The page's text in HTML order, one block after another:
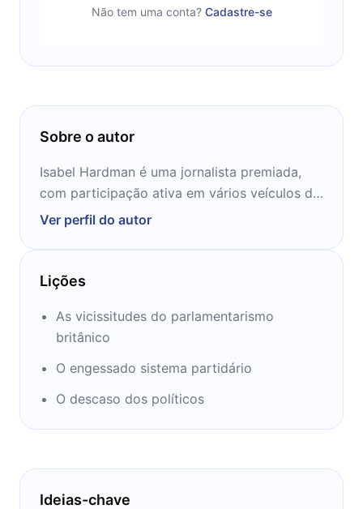
Não tem uma conta? Cadastre-se
Sobre o autor
Isabel Hardman é uma jornalista premiada,
com participação ativa em vários veículos de
comunicação, sobretudo, do Reino Unido.
Ver perfil do autor
Lições
As vicissitudes do parlamentarismo
britânico
O engessado sistema partidário
O descaso dos políticos
Ideias-chave